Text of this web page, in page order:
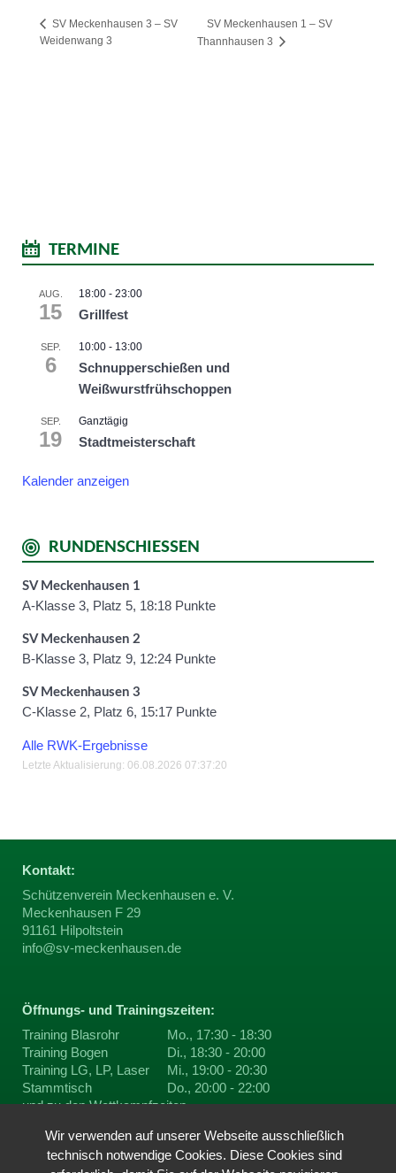
SV Meckenhausen 3 – SV
Weidenwang 3
SV Meckenhausen 1 – SV
Thannhausen 3
TERMINE
AUG.
15
18:00 - 23:00
Grillfest
SEP.
6
10:00 - 13:00
Schnupperschießen und
Weißwurstfrühschoppen
SEP.
19
Ganztägig
Stadtmeisterschaft
Kalender anzeigen
RUNDENSCHIESSEN
SV Meckenhausen 1
A-Klasse 3, Platz 5, 18:18 Punkte
SV Meckenhausen 2
B-Klasse 3, Platz 9, 12:24 Punkte
SV Meckenhausen 3
C-Klasse 2, Platz 6, 15:17 Punkte
Alle RWK-Ergebnisse
Letzte Aktualisierung: 06.08.2026 07:37:20
Kontakt:
Schützenverein Meckenhausen e. V.
Meckenhausen F 29
91161 Hilpoltstein
info@sv-meckenhausen.de
Öffnungs- und Trainingszeiten:
Training Blasrohr
Mo., 17:30 - 18:30
Training Bogen
Di., 18:30 - 20:00
Training LG, LP, Laser
Mi., 19:00 - 20:30
Stammtisch
Do., 20:00 - 22:00
und zu denWettkampfzeiten
Du findest uns auf ...
Wir verwenden auf unserer Webseite ausschließlich
technisch notwendige Cookies. Diese Cookies sind